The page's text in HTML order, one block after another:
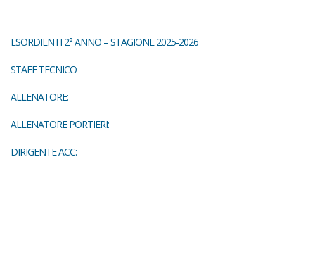
ESORDIENTI 2° ANNO – STAGIONE 2025-2026
STAFF TECNICO
ALLENATORE:
ALLENATORE PORTIERI:
DIRIGENTE ACC: